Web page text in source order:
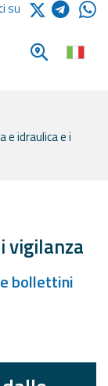
su
Cerca un
e idraulica e i
vigilanza
bollettini